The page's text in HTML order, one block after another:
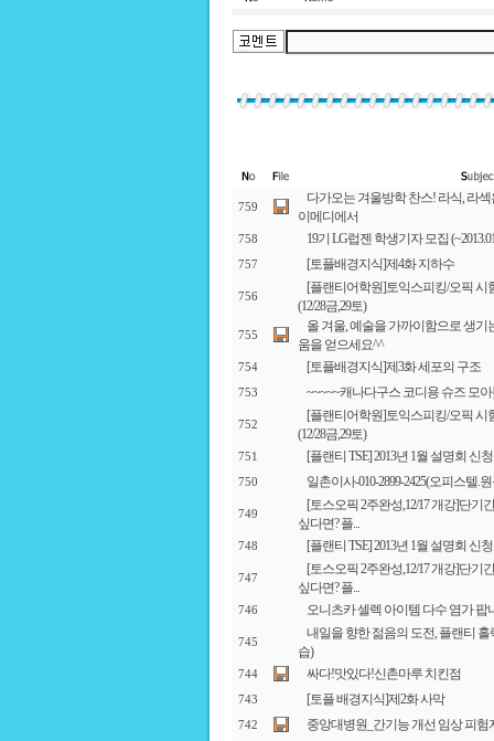
759
다가오는 겨울방학 찬스! 라식, 라
이메디에서
758 19기 LG럽젠 학생기자 모집
757 [토플배경지식]제4화 지하수
756
[플랜티어학원]토익스피킹/오픽 시
(12/28금,29토)
755
올 겨울, 예술을 가까이함으로 생
움을 얻으세요^^
754 [토플배경지식]제3화 세포의 구조
753 ~~~~~캐나다구스 코디용 슈즈 모
752
[플랜티어학원]토익스피킹/오픽 시
(12/28금,29토)
751 [플랜티 TSE] 2013년 1월 설명회 신청
750 일촌이사-010-2899-2425(오피스텔.
749
[토스오픽 2주완성,12/17 개강]단기
싶다면? 플...
748 [플랜티 TSE] 2013년 1월 설명회 신청
747
[토스오픽 2주완성,12/17 개강]단기
싶다면? 플...
746 오니츠카 셀렉 아이템 다수 염가 팝
745
내일을 향한 젊음의 도전, 플랜티
습)
744 싸다!맛있다!신촌마루 치킨점
743 [토플 배경지식]제2화 사막
742 중앙대병원_간기능 개선 임상 피험